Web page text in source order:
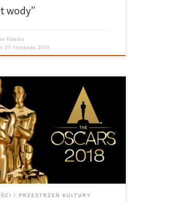
wody”
Kawala
27 listopada 2018
– 06.03.2018 Prowadzi: Patrycja
Mateusz Cholewa Na początku
Radia Meteor Patrycja Dolecka, Ania
Cholewa w audycji Przestrzeń
krytyka filmowego –
Pan Wiesław oraz dziennikarze
[…]
PRZESTRZEŃ KULTURY